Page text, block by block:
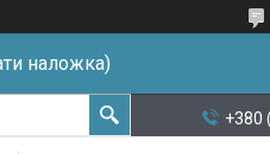
наложка)
+380